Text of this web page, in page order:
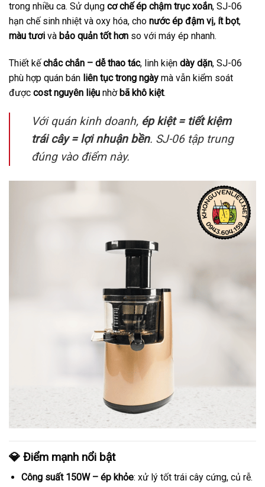
trong nhiều ca. Sử dụng cơ chế ép chậm trục xoắn, SJ-06
hạn chế sinh nhiệt và oxy hóa, cho nước ép đậm vị, ít bọt,
màu tươi và bảo quản tốt hơn so với máy ép nhanh.
Thiết kếchắc chắn – dễ thao tác, linh kiện dày dặn, SJ-06
phù hợp quán bán liên tục trong ngày mà vẫn kiểm soát
được cost nguyên liệu nhờ bã khô kiệt.
Với quán kinh doanh, ép kiệt = tiết kiệm
trái cây = lợi nhuận bền. SJ-06 tập trung
đúng vào điểm này.
💎 Điểm mạnh nổi bật
Công suất 150W – ép khỏe: xử lý tốt trái cây cứng, củ rễ.